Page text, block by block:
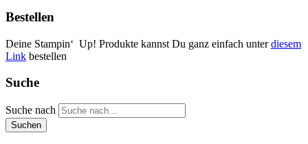
Bestellen
Deine Stampin‘ Up! Produkte kannst Du ganz einfach unterdiesem
Link bestellen
Suche
Suche nach
Suchen